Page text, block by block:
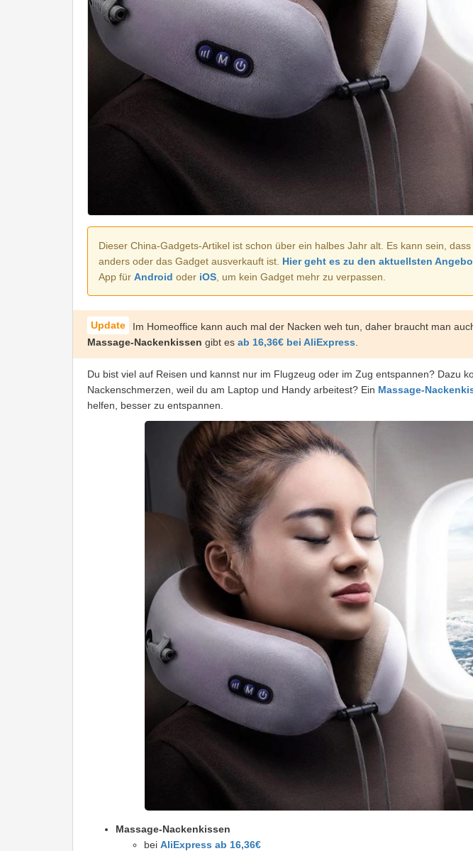
Dieser China-Gadgets-Artikel ist schon über ein halbes Jahr alt. Es kann sein,
anders oder das Gadget ausverkauft ist. Hier geht es zu den aktuellsten
App für Android oder iOS , um kein Gadget mehr zu verpassen.
Im Homeoffice kann auch mal der Nacken weh tun, daher braucht man
Massage-Nackenkissen gibt es ab 16,36€ bei AliExpress
Du bist viel auf Reisen und kannst nur im Flugzeug oder im Zug entspannen? Dazu
Nackenschmerzen, weil du am Laptop und Handy arbeitest? Ein Massage-
helfen, besser zu entspannen.
Massage-Nackenkissen
bei AliExpress ab 16,36€